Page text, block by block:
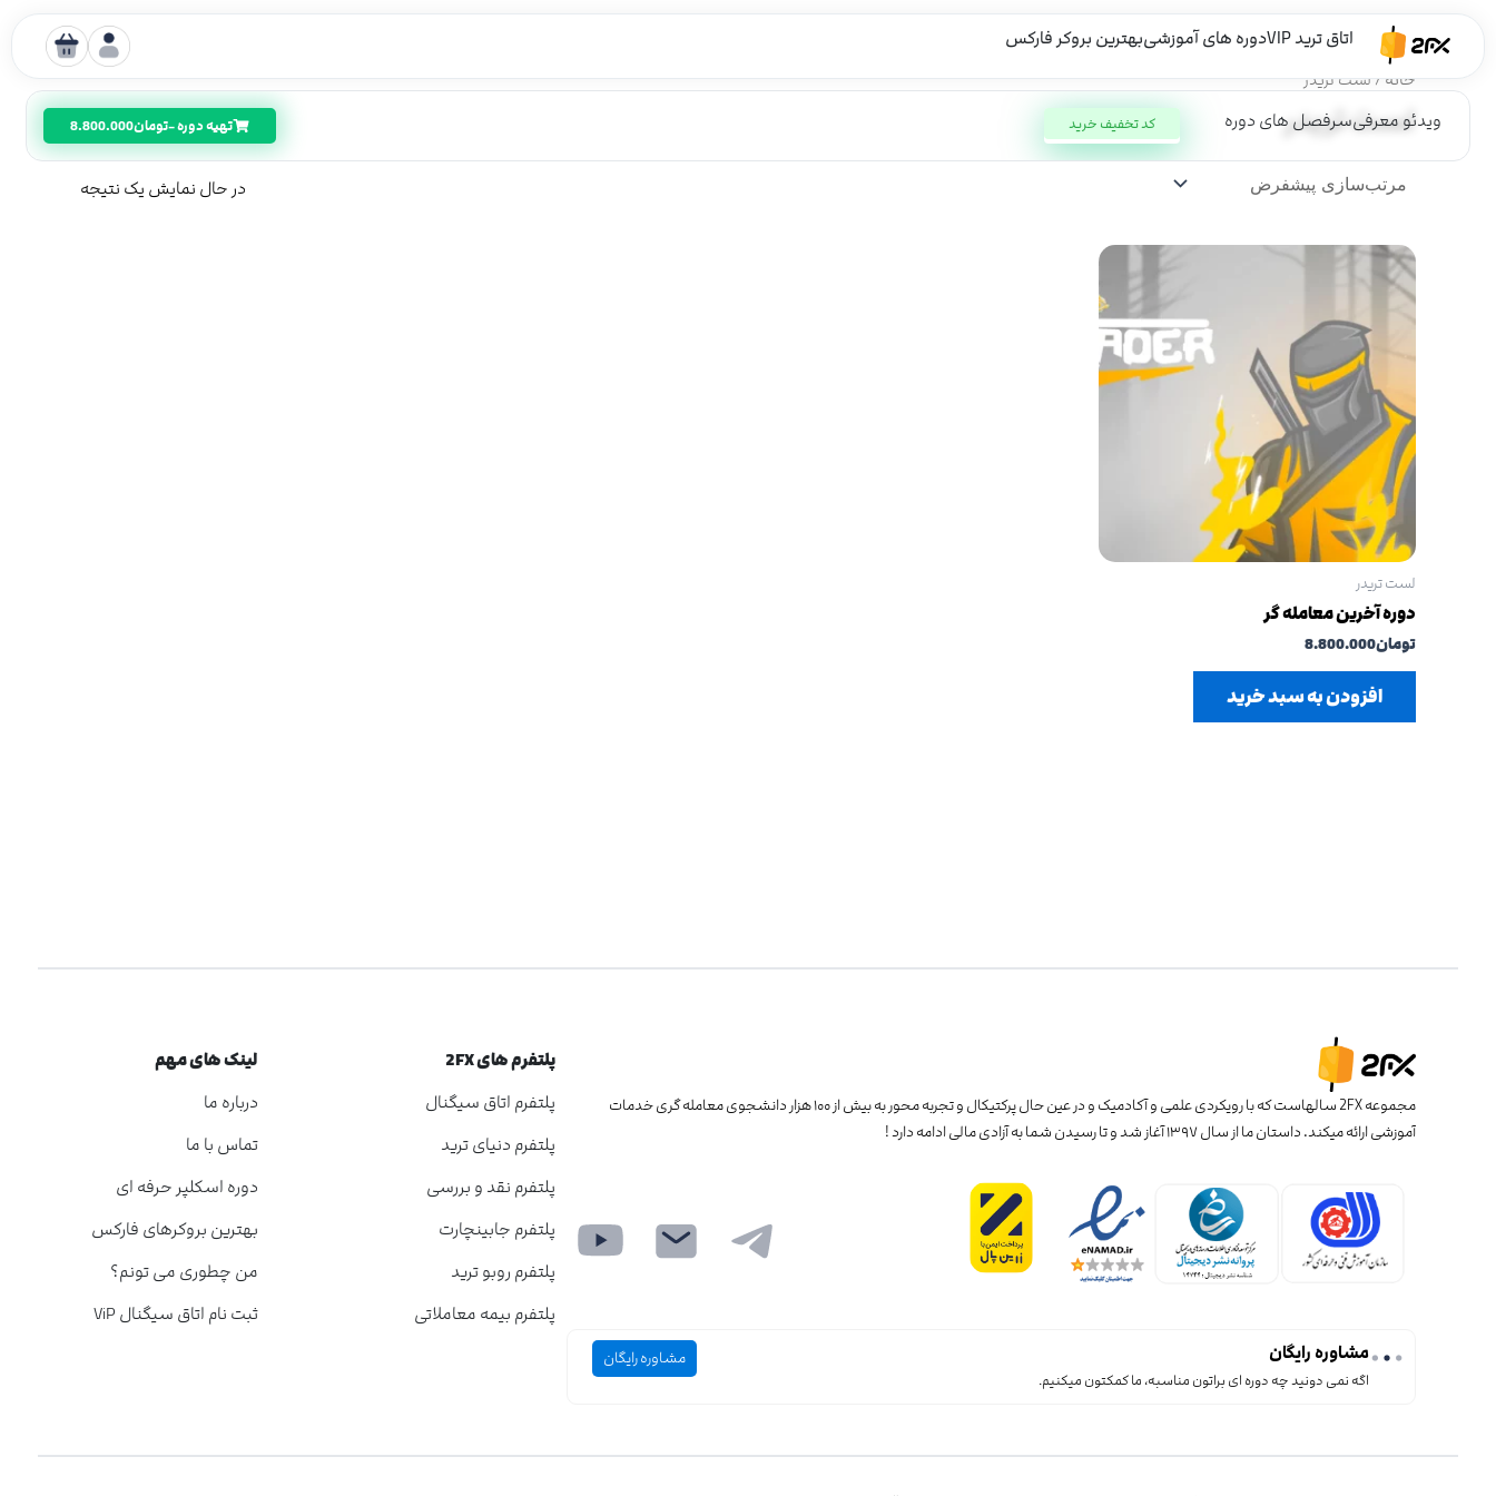
پرش
به
محتوا
اتاق ترید VIP دوره های آموزشیبهترین بروکر فارکس
ویدئو معرفیسرفصل های دوره کد تخفیف خرید تهیه دوره -تومان8.800.000
خانه/ لست تریدر
لست تریدر
در حال نمایش یک نتیجه
لست تریدر
دوره آخرین معامله گر
تومان8.800.000
افزودن به سبد خرید
مجموعه 2FX سالهاست که با رویکردی علمی و آکادمیک و در عین حال پرکتیکال و تجربه محور به بیش از ۱۰۰ هزار دانشجوی معامله گری خدمات
آموزشی ارائه میکند. داستان ما از سال ۱۳۹۷ آغاز شد و تا رسیدن شما به آزادی مالی ادامه دارد !
مشاوره رایگان
اگه نمی دونید چه دوره ای براتون مناسبه، ما کمکتون میکنیم.
مشاوره رایگان
پلتفرم های 2FX
پلتفرم اتاق سیگنال
پلتفرم دنیای ترید
پلتفرم نقد و بررسی
پلتفرم جابینچارت
پلتفرم روبو ترید
پلتفرم بیمه معاملاتی
لینک های مهم
درباره ما
تماس با ما
دوره اسکلپر حرفه ای
بهترین بروکرهای فارکس
من چطوری می تونم؟
ثبت نام اتاق سیگنال ViP